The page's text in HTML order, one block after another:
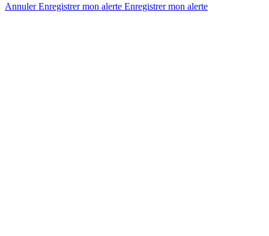
AnnulerEnregistrer mon alerte Enregistrermon alerte